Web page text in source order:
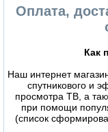
Оплата,
Как
Наш интернет
спутникового и
просмотра ТВ, а
при помощи
(список